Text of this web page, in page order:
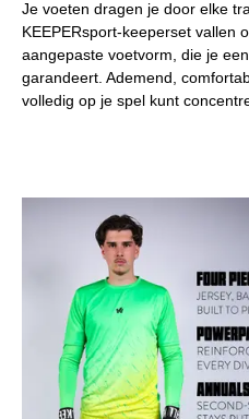
Je voeten dragen je door elke
KEEPERsport-keeperset vallen
aangepaste voetvorm, die je
garandeert. Ademend,
volledig op je spel kunt